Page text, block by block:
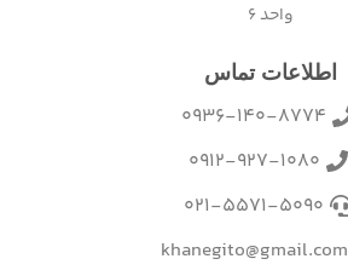
واحد 6
اطلاعات تماس
0936-140-8774
0912-927-1080
021-5571-5090
khanegito@gmail.com